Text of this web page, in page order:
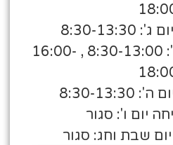
13:30
שעות פתיחה יום ד': 8:30-13:00 , 16:00-
13:30
יום ו': סגור
שבת וחג: סגור